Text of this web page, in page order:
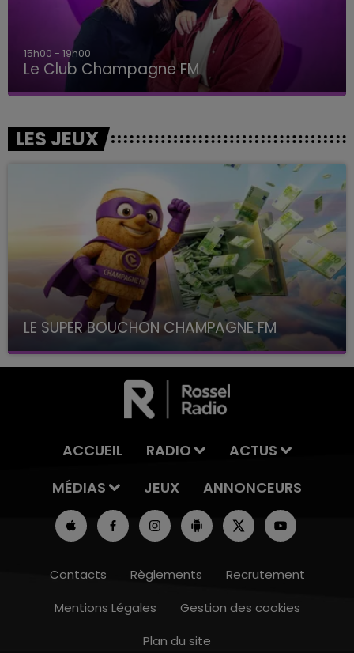
15h00 - 19h00
Le Club Champagne FM
LES JEUX
LE SUPER BOUCHON CHAMPAGNE FM
avec La Famille Champagne FM, à 8H10
ACCUEIL RADIO
ACTUS
MÉDIAS
JEUX ANNONCEURS
Contacts Règlements
Recrutement
Mentions Légales
Gestion des cookies
Plan du site